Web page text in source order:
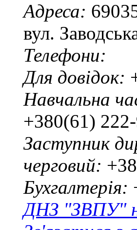
Адреса:
вул.
Телефони:
Для довідок:
Навчальна
+380(61)
Заступник
черговий:
Бухгалтерія:
ДНЗ "ЗВПУ"